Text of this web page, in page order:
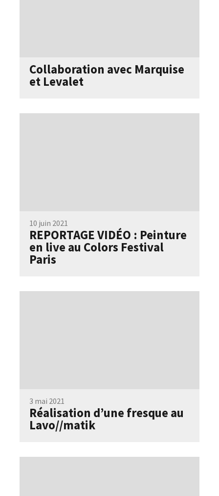
Collaboration avec Marquise
et Levalet
10 juin 2021
REPORTAGE VIDÉO : Peinture
en live au Colors Festival
Paris
3 mai 2021
Réalisation d’une fresque au
Lavo//matik